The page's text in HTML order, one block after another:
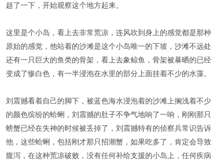
趄了一下，开始观察这个地方起来。
这里是个小岛，看上去非常荒凉，连风吹到身上的感觉都是那种
原始的感觉，他站着的沙滩是这个小岛唯一的下坡，沙滩不远处
还有一只巨大的鱼类的骨架，看上去象鲸鱼，骨架被暴晒的已经
变成了惨白色，有一半浸泡在水里的部分上面挂着不少的水藻。
刘震撼看着自己的脚下，被蓝色海水浸泡着的沙滩上搁浅着不少
的颜色缤纷的蛤蜊，刘震撼的肚子不争气地响了一响，刚刚那只
螃蟹已经在失神的时候被丢掉了，刘震撼特有的侦察兵常识告诉
他，这些蛤蜊，包括刚才那只招潮蟹，如果吃多了，肯定会导致
腹泻，在这种荒凉破败，没有任何补给支援的小岛上，任何疾病